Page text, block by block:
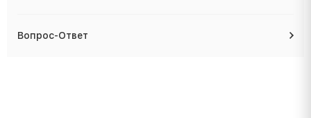
Вопрос-Ответ